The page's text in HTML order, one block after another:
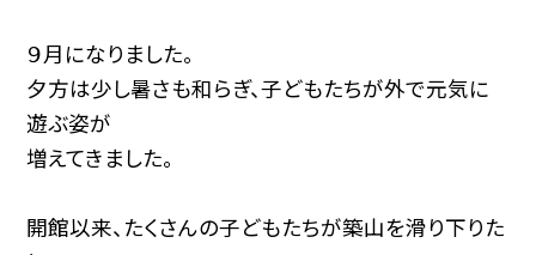
９月になりました。
夕方は少し暑さも和らぎ、子どもたちが外で元気に
遊ぶ姿が
増えてきました。
開館以来、たくさんの子どもたちが築山を滑り下りた